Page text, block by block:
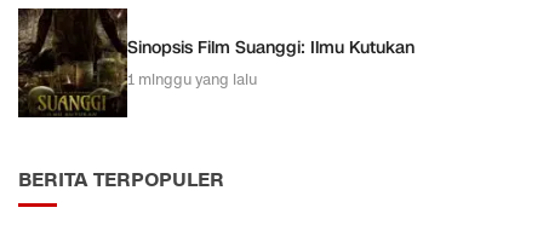
Sinopsis Film Suanggi: Ilmu Kutukan
1 minggu yang lalu
BERITA TERPOPULER